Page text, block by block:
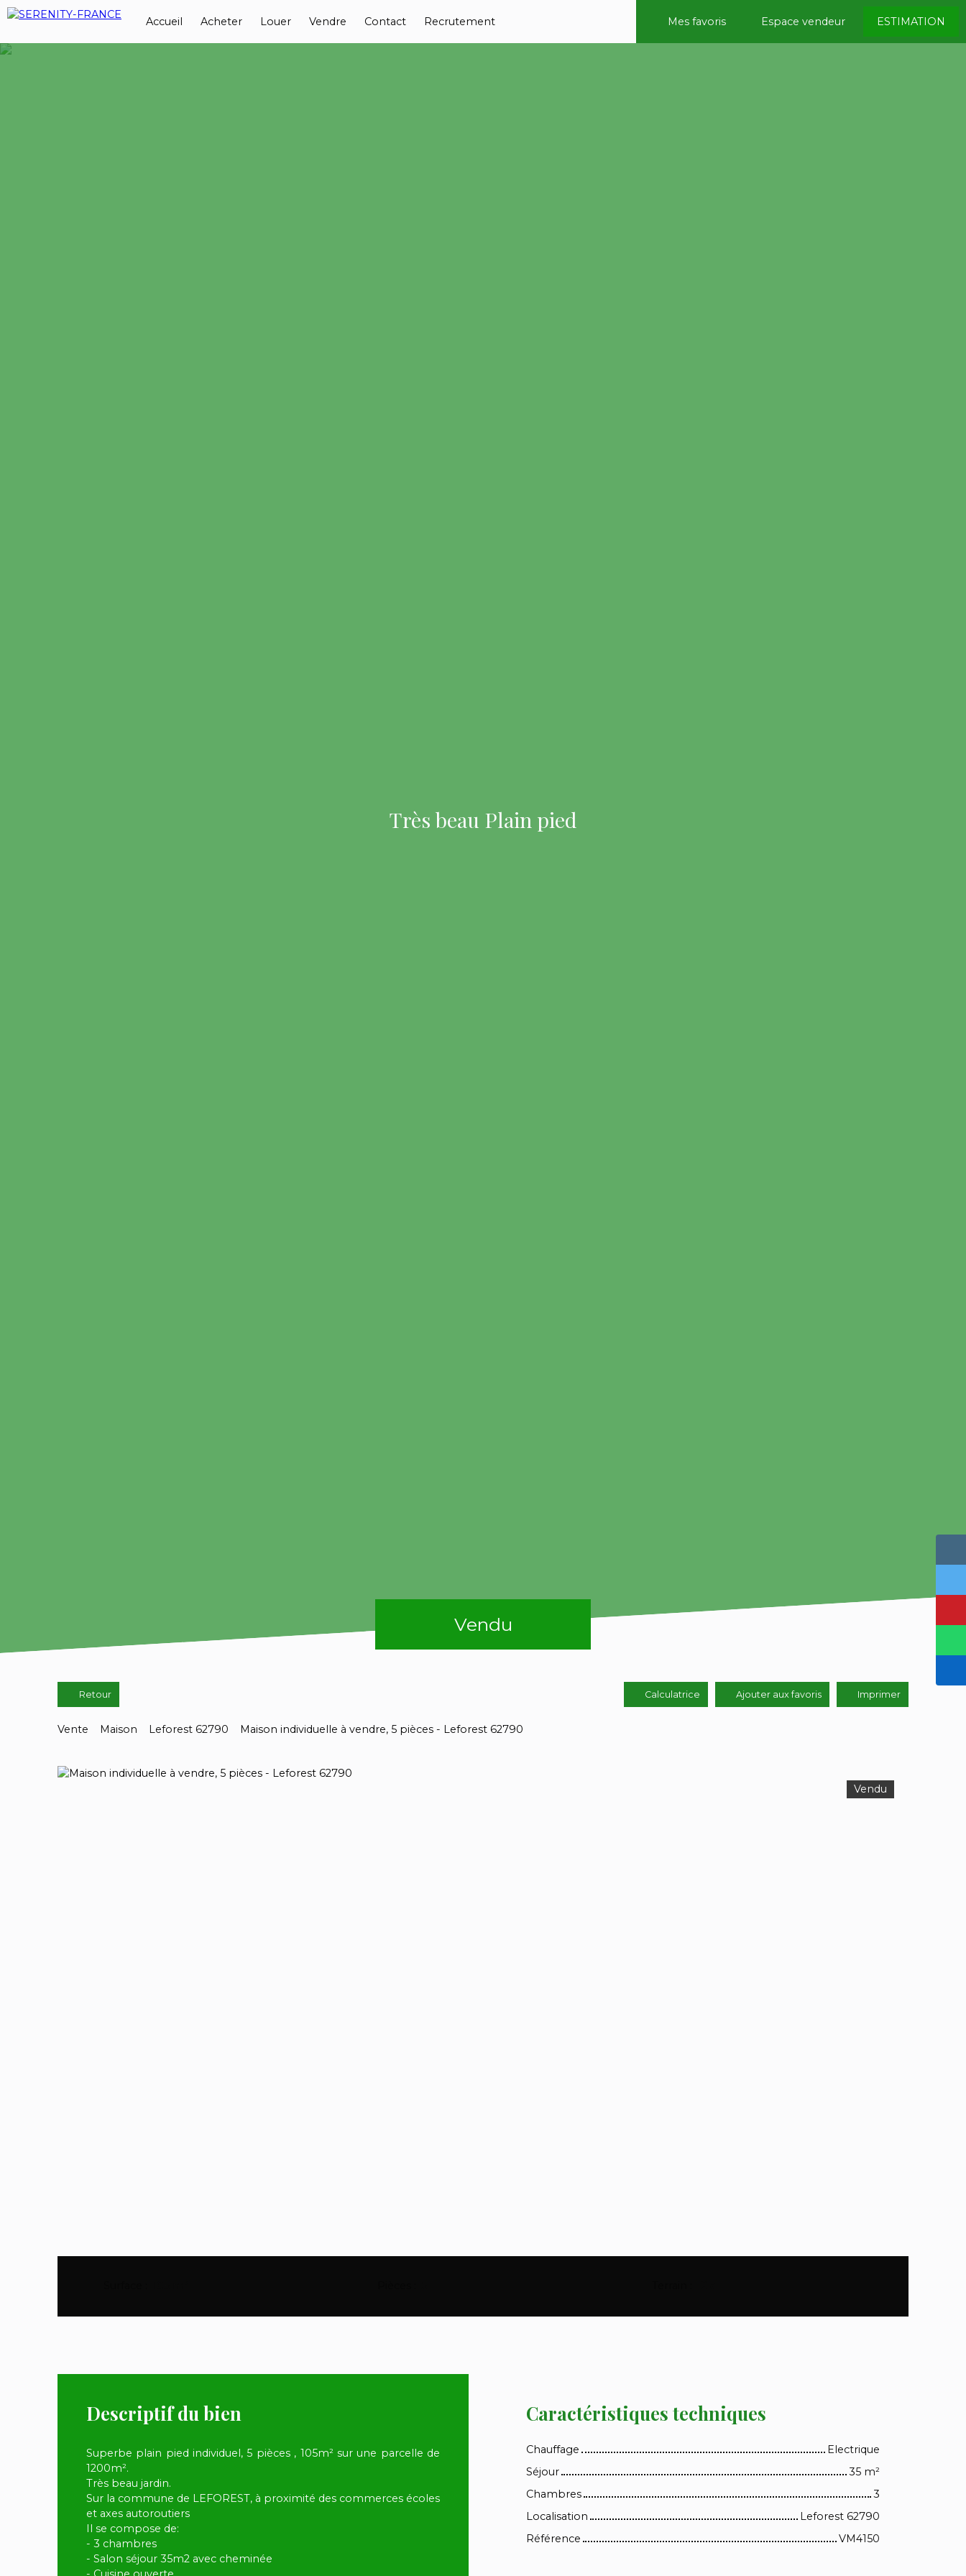
Accueil Acheter Louer Vendre Contact Recrutement Mes favoris Espace vendeur ESTIMATION
Très beau Plain pied
Vendu
Retour Calculatrice Ajouter aux favoris Imprimer
Vente Maison Leforest 62790 Maison individuelle à vendre, 5 pièces - Leforest 62790
Vendu
Descriptif du bien
Superbe plain pied individuel, 5 pièces , 105m² sur une parcelle de
1200m².
Très beau jardin.
Sur la commune de LEFOREST, à proximité des commerces écoles
et axes autoroutiers
Il se compose de:
- 3 chambres
- Salon séjour 35m2 avec cheminée
Caractéristiques techniques
Chauffage
Electrique
Séjour
35 m²
Chambres
3
Localisation
Leforest 62790
Référence
VM4150